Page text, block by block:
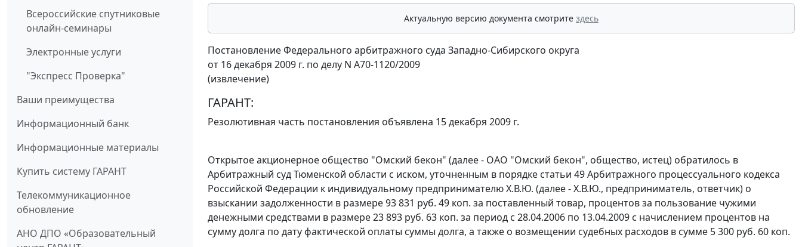
Всероссийские спутниковые
онлайн-семинары
Электронные услуги
"Экспресс Проверка"
Ваши преимущества
Информационный банк
Информационные материалы
Купить систему ГАРАНТ
Телекоммуникационное
обновление
АНО ДПО «Образовательный
Актуальную версию документа смотрите здесь
Постановление Федерального арбитражного суда Западно-Сибирского округа
от 16 декабря 2009 г. по делу N А70-1120/2009
(извлечение)
ГАРАНТ:
Резолютивная часть постановления объявлена 15 декабря 2009 г.
Открытое акционерное общество "Омский бекон" (далее - ОАО "Омский бекон", общество, истец) обратилось в
Арбитражный суд Тюменской области с иском, уточненным в порядке статьи 49Арбитражного процессуального кодекса
Российской Федерации к индивидуальному предпринимателю Х.В.Ю. (далее - Х.В.Ю., предприниматель, ответчик) о
взыскании задолженности в размере 93 831 руб. 49 коп. за поставленный товар, процентов за пользование чужими
денежными средствами в размере 23 893 руб. 63 коп. за период с 28.04.2006 по 13.04.2009 с начислением процентов на
сумму долга по дату фактической оплаты суммы долга, а также о возмещении судебных расходов в сумме 5 300 руб. 60 коп.